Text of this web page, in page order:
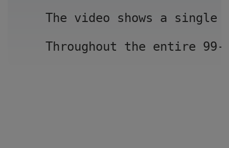
The video shows a
Throughout the entire